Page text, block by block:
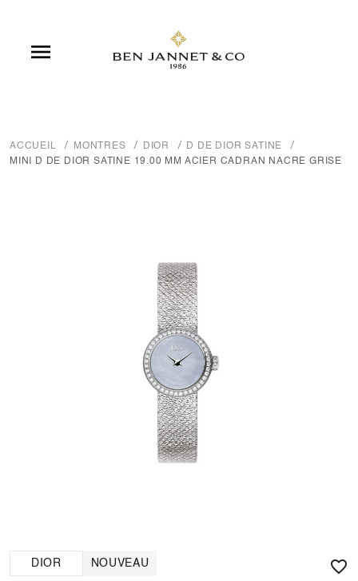

ACCUEIL MONTRES DIOR
D DE DIOR SATINE
MINI D DE DIOR SATINE 19.00 MM ACIER CADRAN NACRE GRISE
DIOR NOUVEAU 